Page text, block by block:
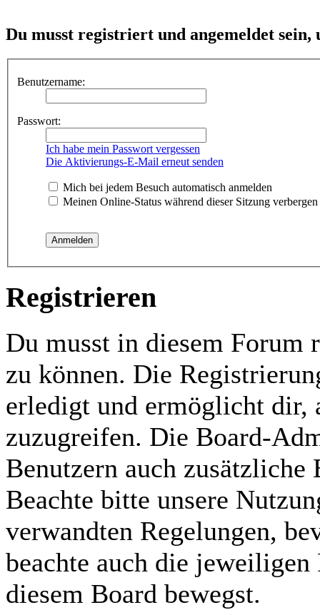
Du musst registriert und angemeldet
Benutzername:
Passwort:
Ich habe mein Passwort vergessen
Die Aktivierungs-E-Mail erneut senden
Mich bei jedem Besuch automatisch anmelden
Meinen Online-Status während dieser Sitzung verbergen
Registrieren
Du musst in diesem Forum
zu können. Die
erledigt und ermöglicht dir,
zuzugreifen. Die Board-
Benutzern auch zusätzliche
Beachte bitte unsere
verwandten Regelungen,
beachte auch die
diesem Board bewegst.